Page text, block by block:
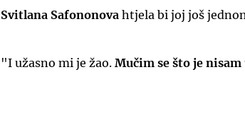
Svitlana Safononova htjela bi joj još
"I užasno mi je žao. Mučim se što je